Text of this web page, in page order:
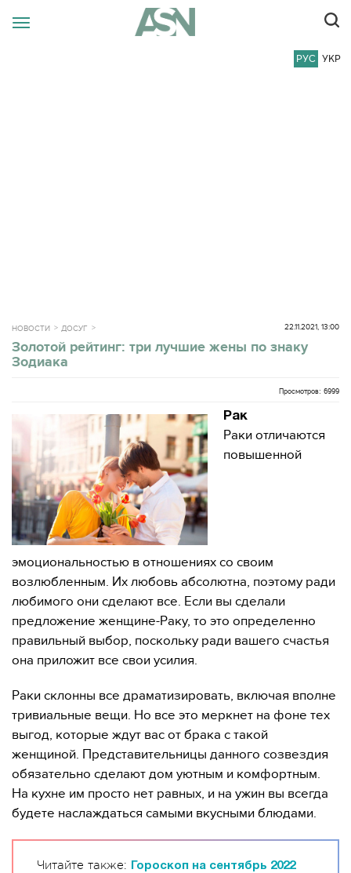
РУС УКР
НОВОСТИ ДОСУГ 22.11.2021, 13:00
Золотой рейтинг: три лучшие жены по знаку
Зодиака
Просмотров: 6999
Рак
Раки отличаются
повышенной
эмоциональностью в отношениях со своим
возлюбленным. Их любовь абсолютна, поэтому ради
любимого они сделают все. Если вы сделали
предложение женщине-Раку, то это определенно
правильный выбор, поскольку ради вашего счастья
она приложит все свои усилия.
Раки склонны все драматизировать, включая вполне
тривиальные вещи. Но все это меркнет на фоне тех
выгод, которые ждут вас от брака с такой
женщиной. Представительницы данного созвездия
обязательно сделают дом уютным и комфортным.
На кухне им просто нет равных, и на ужин вы всегда
будете наслаждаться самыми вкусными блюдами.
Читайте также:
Гороскоп на сентябрь 2022